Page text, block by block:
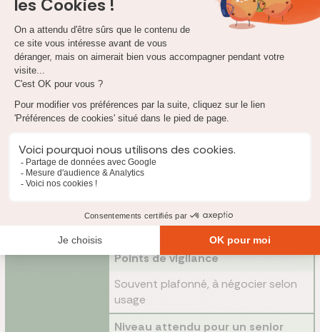
Optique
Niveau attendu pour un senior
expatrié
Verres progressifs, monture, chirurgie
Points de vigilance
équipements
Auditif
Niveau attendu pour un senior
Appareils auditifs, entretien,
Points de vigilance
Souvent plafonné, à négocier selon
usage
Niveau attendu pour un senior